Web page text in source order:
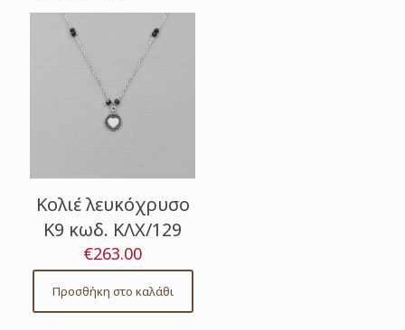
Κολιέ λευκόχρυσο
Κ9 κωδ. ΚΛΧ/129
€263.00
Προσθήκη στο καλάθι